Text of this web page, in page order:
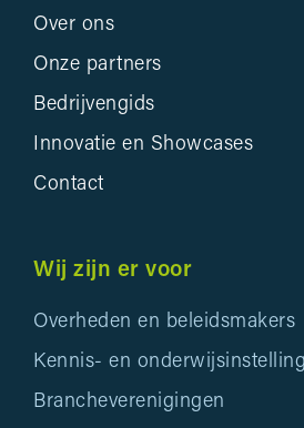
Over ons
Onze partners
Bedrijvengids
Innovatie en Showcases
Contact
Wij zijn er voor
Overheden en beleidsmakers
Kennis- en
Brancheverenigingen